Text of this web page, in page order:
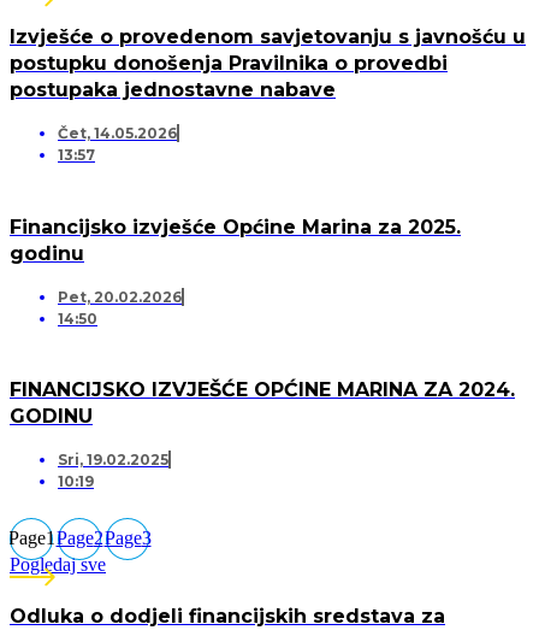
Izvješće o provedenom savjetovanju s javnošću u
postupku donošenja Pravilnika o provedbi
postupaka jednostavne nabave
Čet, 14.05.2026
13:57
Financijsko izvješće Općine Marina za 2025.
godinu
Pet, 20.02.2026
14:50
FINANCIJSKO IZVJEŠĆE OPĆINE MARINA ZA 2024.
GODINU
Sri, 19.02.2025
10:19
Page1Page2Page3
Pogledaj sve
Odluka o dodjeli financijskih sredstava za